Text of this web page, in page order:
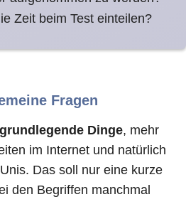
Zeit beim Test einteilen?
Fragen
Dinge, mehr
im Internet und natürlich
Das soll nur eine kurze
den Begriffen manchmal